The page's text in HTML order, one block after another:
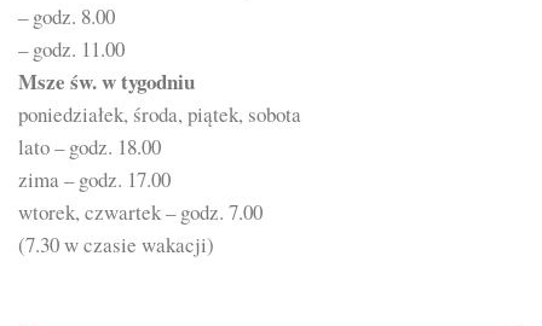
– godz. 8.00
– godz. 11.00
Msze św. w tygodniu
poniedziałek, środa, piątek, sobota
lato – godz. 18.00
zima – godz. 17.00
wtorek, czwartek – godz. 7.00
(7.30 w czasie wakacji)